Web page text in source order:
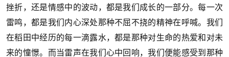
挫折，还是情感中的波动，都是我们成长的一部分。每一次
雷鸣，都是我们内心深处那种不屈不挠的精神在呼喊。我们
在稻田中经历的每一滴露水，都是那种对生命的热爱和对未
来的憧憬。而当雷声在我们心中回响，我们便能感受到那种